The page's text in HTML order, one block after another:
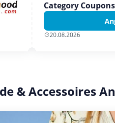
Category Coupons
20.08.2026
& Accessoires